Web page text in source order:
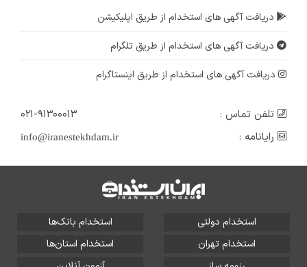
دریافت آگهی های استخدام از طریق اپلیکیشن
دریافت آگهی های استخدام از طریق تلگرام
دریافت آگهی های استخدام از طریق اینستاگرام
تلفن تماس :
۰۲۱-۹۱۳۰۰۰۱۳
رایانامه :
info@iranestekhdam.ir
استخدام دولتی
استخدام بانک‌ها
استخدام تهران
استخدام استان‌ها